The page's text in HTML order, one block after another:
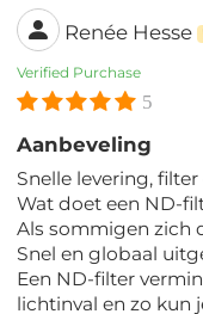
Renée Hesse
Verified Purchase
5
Aanbeveling
Snelle levering,
Wat doet een ND-
Als sommigen zich
Snel en globaal
Een ND-filter
lichtinval en zo kun